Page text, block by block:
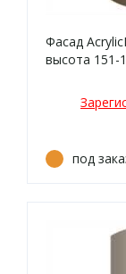
Фасад
высота 151-
под